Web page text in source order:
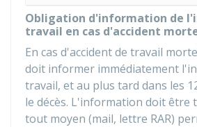
Obligation d'information de
travail en cas d'accident
En cas d'accident de travail
doit informer immédiatement
travail, et au plus tard dans les
le décès. L'information doit être
tout moyen (mail, lettre RAR)